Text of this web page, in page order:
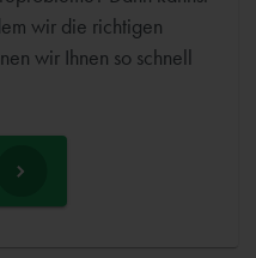
wir die richtigen
wir Ihnen so schnell